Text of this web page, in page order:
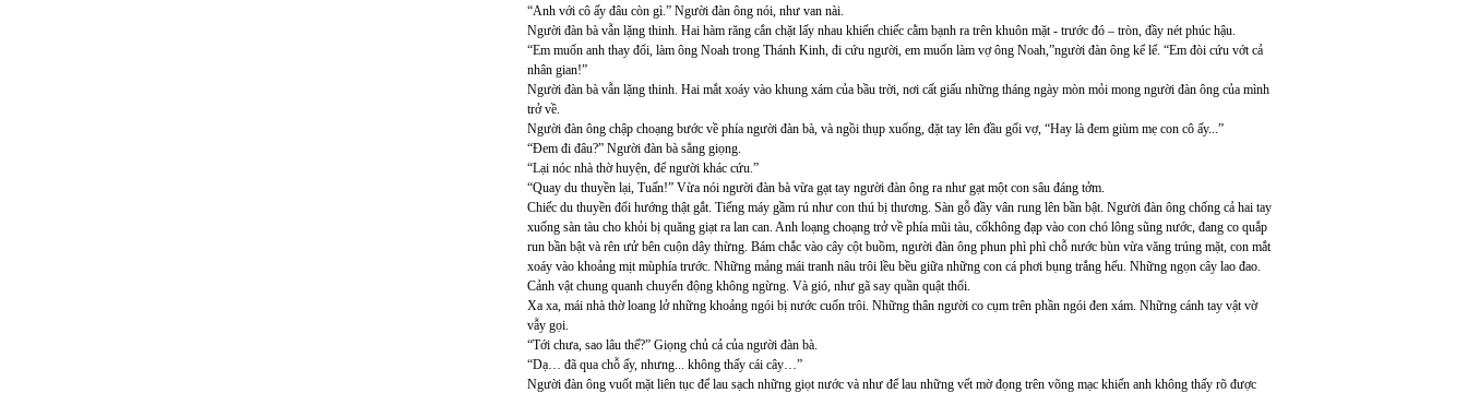
“Anh với cô ấy đâu còn gì.” Người đàn ông nói, như van nài.
Người đàn bà vẫn lặng thinh. Hai hàm răng cắn chặt lấy nhau khiến chiếc cằm bạnh ra trên khuôn mặt - trước đó – tròn, đầy nét phúc hậu.
“Em muốn anh thay đổi, làm ông Noah trong Thánh Kinh, đi cứu người, em muốn làm vợ ông Noah,”người đàn ông kể lể. “Em đòi cứu vớt cả
nhân gian!”
Người đàn bà vẫn lặng thinh. Hai mắt xoáy vào khung xám của bầu trời, nơi cất giấu những tháng ngày mòn mỏi mong người đàn ông của mình
trở về.
Người đàn ông chập choạng bước về phía người đàn bà, và ngồi thụp xuống, đặt tay lên đầu gối vợ, “Hay là đem giùm mẹ con cô ấy...”
“Đem đi đâu?” Người đàn bà sẳng giọng.
“Lại nóc nhà thờ huyện, để người khác cứu.”
“Quay du thuyền lại, Tuấn!” Vừa nói người đàn bà vừa gạt tay người đàn ông ra như gạt một con sâu đáng tởm.
Chiếc du thuyền đổi hướng thật gắt. Tiếng máy gầm rú như con thú bị thương. Sàn gỗ đầy vân rung lên bần bật. Người đàn ông chống cả hai tay
xuống sàn tàu cho khỏi bị quăng giạt ra lan can. Anh loạng choạng trở về phía mũi tàu, cốkhông đạp vào con chó lông sũng nước, đang co quắp
run bần bật và rên ưử bên cuộn dây thừng. Bám chắc vào cây cột buồm, người đàn ông phun phì phì chỗ nước bùn vừa văng trúng mặt, con mắt
xoáy vào khoảng mịt mùphía trước. Những mảng mái tranh nâu trôi lều bều giữa những con cá phơi bụng trắng hếu. Những ngọn cây lao đao.
Cảnh vật chung quanh chuyển động không ngừng. Và gió, như gã say quần quật thổi.
Xa xa, mái nhà thờ loang lở những khoảng ngói bị nước cuốn trôi. Những thân người co cụm trên phần ngói đen xám. Những cánh tay vật vờ
vẫy gọi.
“Tới chưa, sao lâu thế?” Giọng chủ cả của người đàn bà.
“Dạ… đã qua chỗ ấy, nhưng... không thấy cái cây…”
Người đàn ông vuốt mặt liên tục để lau sạch những giọt nước và như để lau những vết mờ đọng trên võng mạc khiến anh không thấy rõ được